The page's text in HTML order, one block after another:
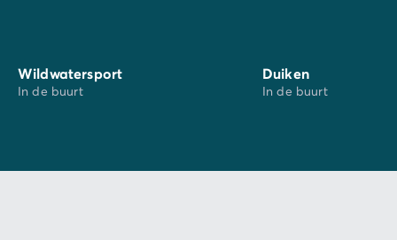
Wildwatersport
In de buurt
Duiken
In de buurt